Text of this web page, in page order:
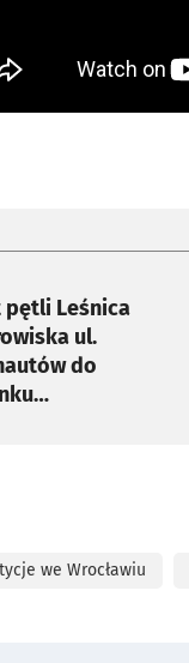
pętli Leśnica
ul.
do
we Wrocławiu